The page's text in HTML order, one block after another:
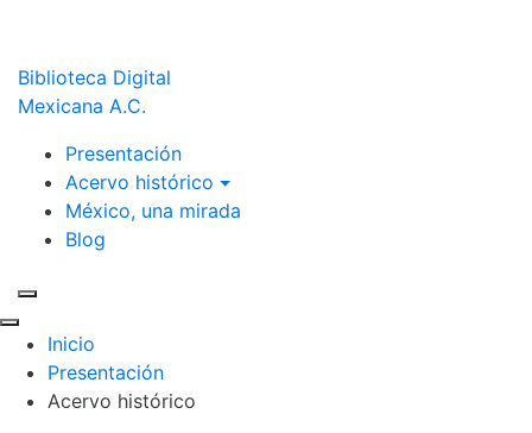
Biblioteca Digital
Mexicana A.C.
Presentación
Acervo histórico
México, una mirada
Blog
Inicio
Presentación
Acervo histórico